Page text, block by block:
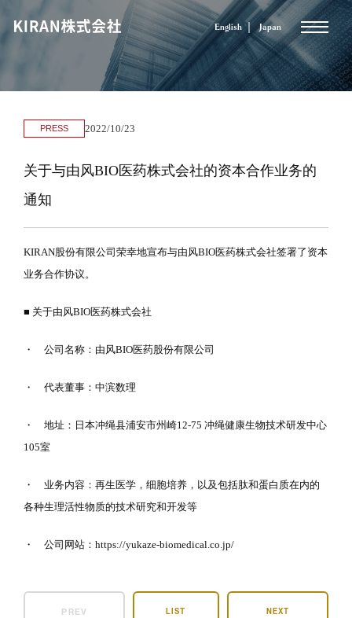
English Japan
PRESS 2022/10/23
关于与由风BIO医药株式会社的资本合作业务的
通知
KIRAN股份有限公司荣幸地宣布与由风BIO医药株式会社签署了资本
业务合作协议。
■ 关于由风BIO医药株式会社
・ 公司名称：由风BIO医药股份有限公司
・ 代表董事：中滨数理
・ 地址：日本冲绳县浦安市州崎12-75 冲绳健康生物技术研发中心
105室
・ 业务内容：再生医学，细胞培养，以及包括肽和蛋白质在内的
各种生理活性物质的技术研究和开发等
・ 公司网站：https://yukaze-biomedical.co.jp/
PREV LIST NEXT